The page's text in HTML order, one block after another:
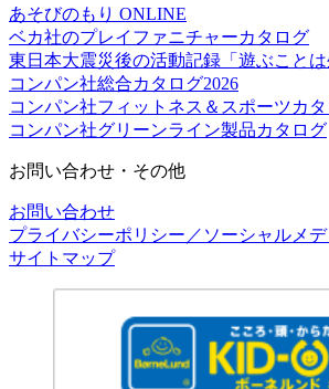
あそびのもり ONLINE
ベカ社のプレイファニチャーカタログ
東日本大震災後の活動記録「遊ぶことは
コンパン社総合カタログ2026
コンパン社フィットネス＆スポーツカ
コンパン社グリーンライン製品カタログ
お問い合わせ・その他
お問い合わせ
プライバシーポリシー／ソーシャルメ
サイトマップ